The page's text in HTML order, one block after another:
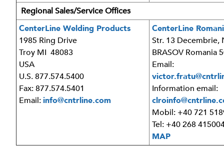
Regional Sales/Service Offices
CenterLine Welding Products
1985 Ring Drive
Troy MI 48083
USA
U.S. 877.574.5400
Fax: 877.574.5401
Email:info@cntrline.com
CenterLine
Str. 13 Decembrie,
BRASOV Romania
Email:
Information email:
Mobil: +40 721
Tel: +40 268
MAP